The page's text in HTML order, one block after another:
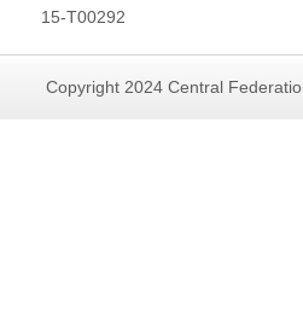
15-T00292
Copyright 2024 Central